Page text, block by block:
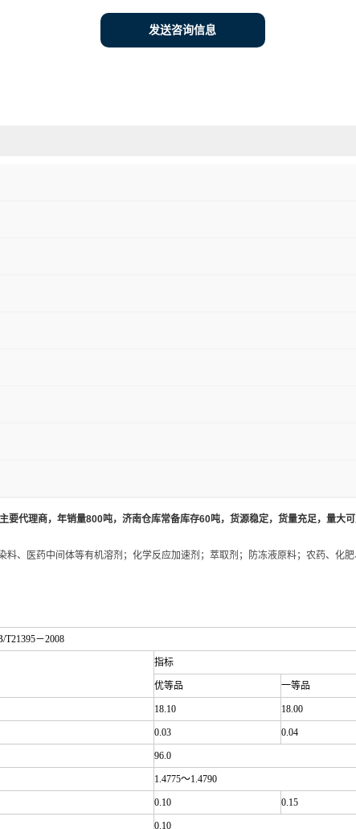
发送咨询信息
要代理商，年销量800吨，济南仓库常备库存60吨，货源稳定，货量充足，量大
、医药中间体等有机溶剂；化学反应加速剂；萃取剂；防冻液原料；农药、化肥
T21395－2008
指标
优等品 一等品
18.10 18.00
0.03 0.04
96.0
1.4775～1.4790
0.10 0.15
0.10